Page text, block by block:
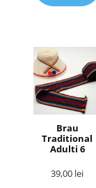
Brau
Traditional
Adulti 6
39,00 lei